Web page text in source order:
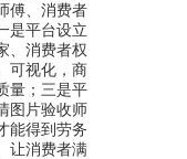
傅、消费者
是平台设立
、消费者权
可视化，商
量；三是平
图片验收师
能得到劳务
让消费者满